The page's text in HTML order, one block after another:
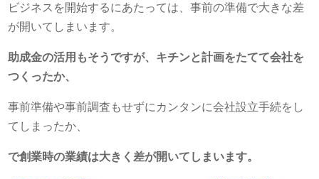
ビジネスを開始するにあたっては、事前の準備で大きな差
が開いてしまいます。
助成金の活用もそうですが、キチンと計画をたてて会社を
つくったか、
事前準備や事前調査もせずにカンタンに会社設立手続をし
てしまったか、
で創業時の業績は大きく差が開いてしまいます。